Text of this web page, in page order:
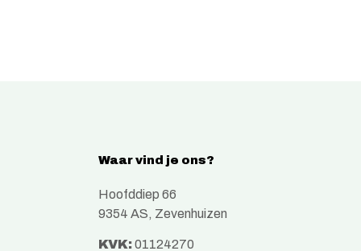
Waar vind je ons?
Hoofddiep 66
9354 AS, Zevenhuizen
KVK:01124270